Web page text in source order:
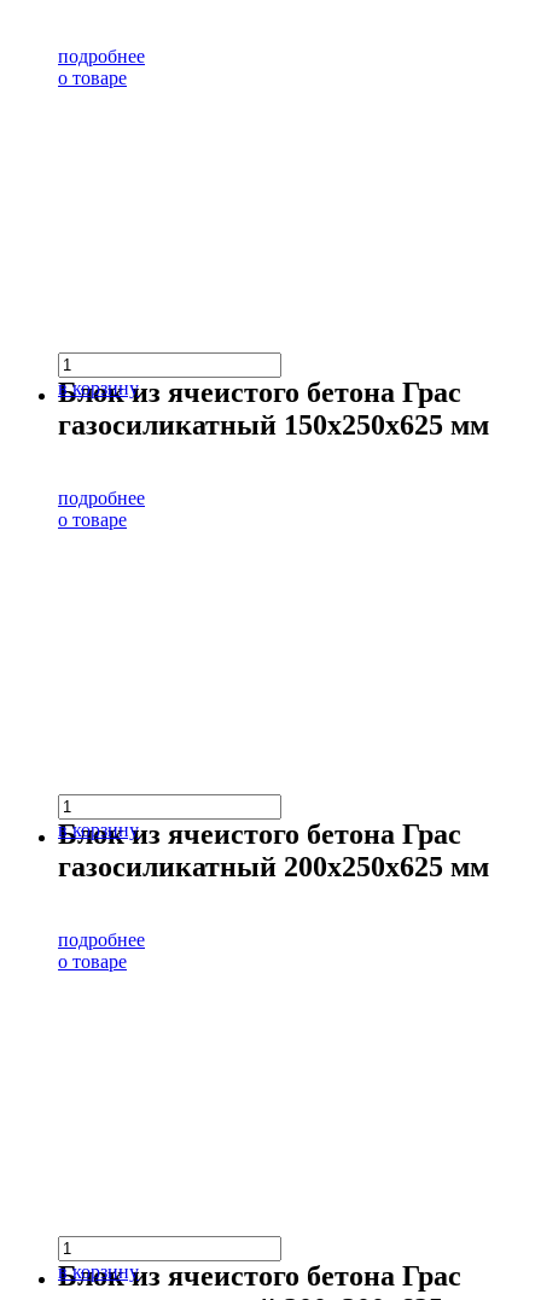
подробнее
о товаре
в корзину
Блок из ячеистого бетона Грас
газосиликатный 150х250х625 мм
подробнее
о товаре
в корзину
Блок из ячеистого бетона Грас
газосиликатный 200х250х625 мм
подробнее
о товаре
в корзину
Блок из ячеистого бетона Грас